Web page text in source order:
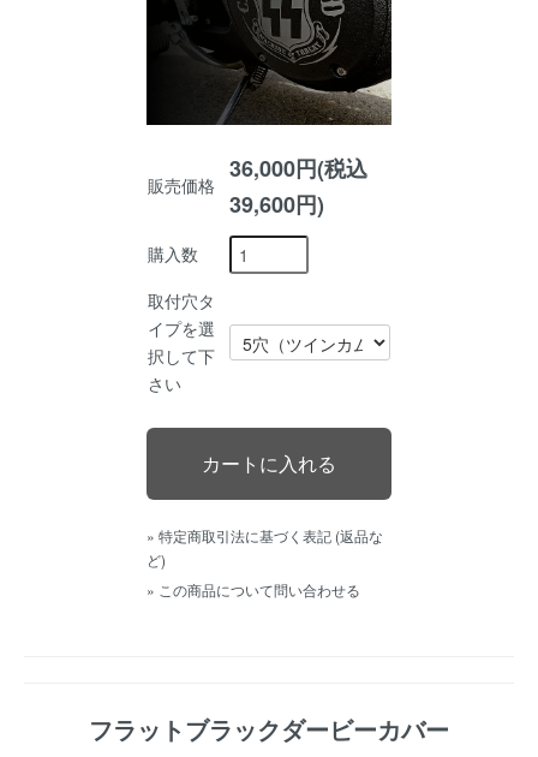
販売価格
36,000円(税込
39,600円)
購入数
取付穴タ
イプを選
択して下
さい
» 特定商取引法に基づく表記 (返品な
ど)
» この商品について問い合わせる
フラットブラックダービーカバー